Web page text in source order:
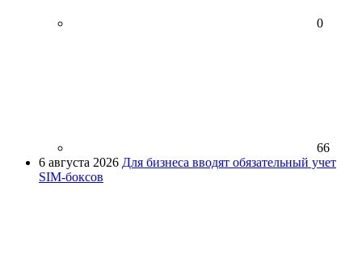
0
66
6 августа 2026 Для бизнеса вводят обязательный учет
SIM-боксов